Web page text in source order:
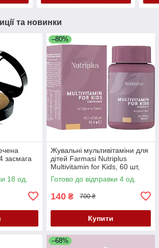
та новинки
засмага
18 од.
–80%
Жувальні мультивітаміни для
дітей Farmasi Nutriplus
Multivitamin for Kids, 60 шт,
62.4
Готово до відправки 4 од.
140 ₴ 700 ₴
Купити
–68%